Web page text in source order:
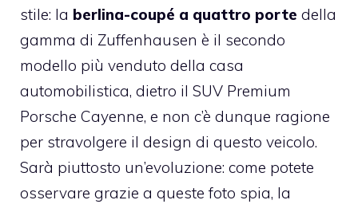
stile: la berlina-coupé a quattro porte della
gamma di Zuffenhausen è il secondo
modello più venduto della casa
automobilistica, dietro il SUV Premium
Porsche Cayenne, e non c’è dunque ragione
per stravolgere il design di questo veicolo.
Sarà piuttosto un’evoluzione: come potete
osservare grazie a queste foto spia, la